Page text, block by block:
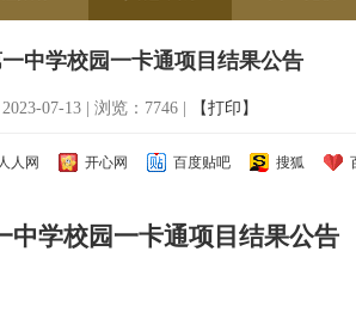
中学校园一卡通项目结果公告
07-13 | 浏览：7746 | 【打印】
人人网 开心网 百度贴吧 搜狐
中学校园一卡通项目 结果公告